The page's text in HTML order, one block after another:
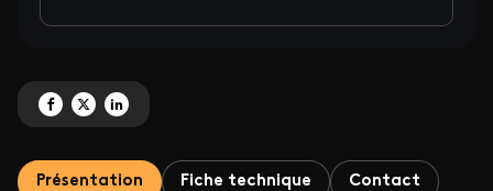
Partagez 'Adolescence volée' sur Facebook
Partagez 'Adolescence volée' sur X
Partagez 'Adolescence volée' sur LinkedIn
Présentation Fiche technique Contact